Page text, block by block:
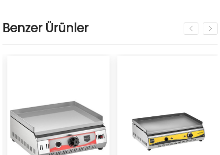
Benzer Ürünler